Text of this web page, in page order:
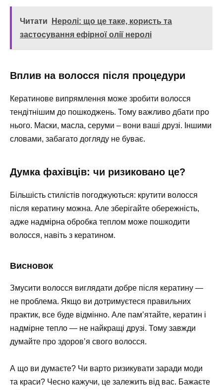
Читати
Неролі: що це таке, користь та
застосування ефірної олії неролі
Вплив на волосся після процедури
Кератинове випрямлення може зробити волосся
тендітнішим до пошкоджень. Тому важливо дбати про
нього. Маски, масла, серуми – вони ваші друзі. Іншими
словами, забагато догляду не буває.
Думка фахівців: чи ризиковано це?
Більшість стилістів погоджуються: крутити волосся
після кератину можна. Але зберігайте обережність,
адже надмірна обробка теплом може пошкодити
волосся, навіть з кератином.
Висновок
Змусити волосся виглядати добре після кератину —
не проблема. Якщо ви дотримуєтеся правильних
практик, все буде відмінно. Але пам’ятайте, кератин і
надмірне тепло — не найкращі друзі. Тому завжди
думайте про здоров’я свого волосся.
А що ви думаєте? Чи варто ризикувати заради моди
та краси? Чесно кажучи, це залежить від вас. Бажаєте